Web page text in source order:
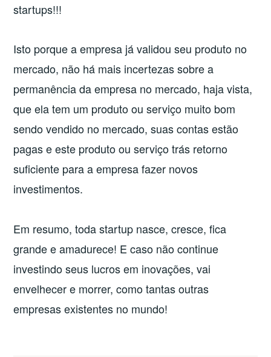
startups!!!
Isto porque a empresa já validou seu produto no
mercado, não há mais incertezas sobre a
permanência da empresa no mercado, haja vista,
que ela tem um produto ou serviço muito bom
sendo vendido no mercado, suas contas estão
pagas e este produto ou serviço trás retorno
suficiente para a empresa fazer novos
investimentos.
Em resumo, toda startup nasce, cresce, fica
grande e amadurece! E caso não continue
investindo seus lucros em inovações, vai
envelhecer e morrer, como tantas outras
empresas existentes no mundo!